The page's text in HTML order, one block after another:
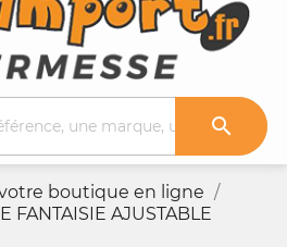

boutique en ligne
FANTAISIE AJUSTABLE